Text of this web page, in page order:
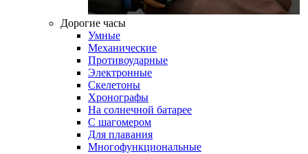
Дорогие часы
Умные
Механические
Противоударные
Электронные
Скелетоны
Хронографы
На солнечной батарее
С шагомером
Для плавания
Многофункциональные